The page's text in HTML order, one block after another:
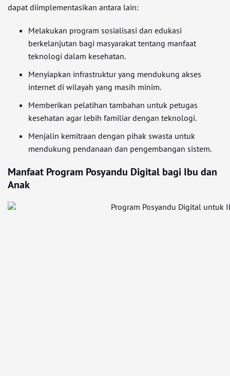
dapat diimplementasikan antara lain:
Melakukan program sosialisasi dan edukasi
berkelanjutan bagi masyarakat tentang manfaat
teknologi dalam kesehatan.
Menyiapkan infrastruktur yang mendukung akses
internet di wilayah yang masih minim.
Memberikan pelatihan tambahan untuk petugas
kesehatan agar lebih familiar dengan teknologi.
Menjalin kemitraan dengan pihak swasta untuk
mendukung pendanaan dan pengembangan sistem.
Manfaat Program Posyandu Digital bagi Ibu dan
Anak